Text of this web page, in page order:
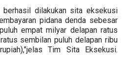
berhasil dilakukan sita eksekusi
pidana denda sebesar
empat milyar delapan ratus
sembilan puluh delapan ribu
Tim Sita Eksekusi.